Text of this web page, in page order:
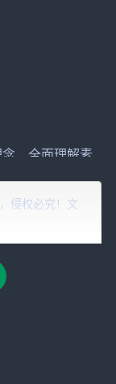
，全面理解素
，提高教师的
教师的学科素
运用现代教育
侵权必究！文